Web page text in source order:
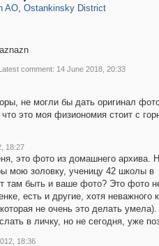
AO, Ostankinsky District
comment: 14 June 2018, 20:33
не могли бы дать оригинал
это моя физиономия стоит с
18:27
это фото из домашнего архива.
мою золовку, ученицу 42 школы в
там быть и ваше фото? Это фото
есть и другие, хотя неважного
не очень это делать
в личку, но не сегодня, уже
18:36